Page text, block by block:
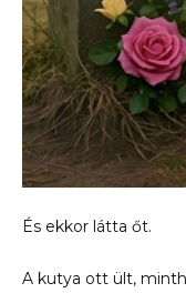
És ekkor látta őt.
A kutya ott ült,